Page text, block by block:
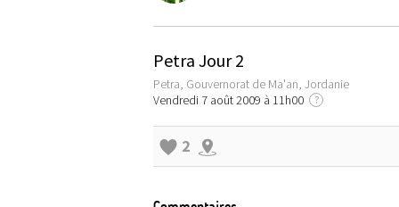
Petra Jour 2
Petra, Gouvernorat de Ma'an, Jordanie
Vendredi 7 août 2009 à 11h00
?
2